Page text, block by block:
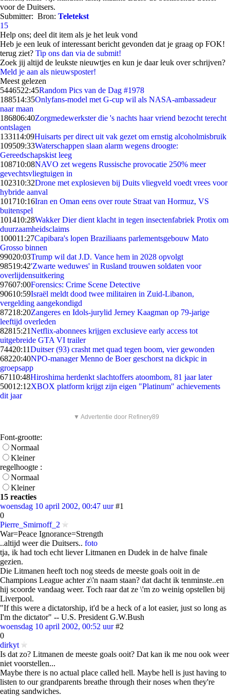
voor de Duitsers.
Submitter: Bron: Teletekst
15
Help ons; deel dit item als je het leuk vond
Heb je een leuk of interessant bericht gevonden dat je graag op FOK!
terug ziet? Tip ons dan via de submit!
Zoek jij altijd de leukste nieuwtjes en kun je daar leuk over schrijven?
Meld je aan als nieuwsposter!
Meest gelezen
5446522:45Random Pics van de Dag #1978
188514:35Onlyfans-model met G-cup wil als NASA-ambassadeur
naar maan
186806:40Zorgmedewerkster die 's nachts haar vriend bezocht terecht
ontslagen
133114:09Huisarts per direct uit vak gezet om ernstig alcoholmisbruik
109509:33Waterschappen slaan alarm wegens droogte:
Gereedschapskist leeg
108710:08NAVO zet wegens Russische provocatie 250% meer
gevechtsvliegtuigen in
102310:32Drone met explosieven bij Duits vliegveld voedt vrees voor
hybride aanval
101710:16Iran en Oman eens over route Straat van Hormuz, VS
buitenspel
101410:28Wakker Dier dient klacht in tegen insectenfabriek Protix om
duurzaamheidsclaims
100011:27Capibara's lopen Braziliaans parlementsgebouw Mato
Grosso binnen
99020:03Trump wil dat J.D. Vance hem in 2028 opvolgt
98519:42'Zwarte weduwes' in Rusland trouwen soldaten voor
overlijdensuitkering
97607:00Forensics: Crime Scene Detective
90610:59Israël meldt dood twee militairen in Zuid-Libanon,
vergelding aangekondigd
87218:20Zangeres en Idols-jurylid Jerney Kaagman op 79-jarige
leeftijd overleden
82815:21Netflix-abonnees krijgen exclusieve early access tot
uitgebreide GTA VI trailer
74420:11Duitser (93) crasht met quad tegen boom, vier gewonden
68220:40NPO-manager Menno de Boer geschorst na dickpic in
groepsapp
67110:48Hiroshima herdenkt slachtoffers atoombom, 81 jaar later
50012:12XBOX platform krijgt zijn eigen "Platinum" achievements
dit jaar
▼ Advertentie door Refinery89
Font-grootte:
Normaal
Kleiner
regelhoogte :
Normaal
Kleiner
15 reacties
woensdag 10 april 2002, 00:47 uur #1
0
Pierre_Smirnoff_2
War=Peace Ignorance=Strength
..altijd weer die Duitsers.. foto
tja, ik had toch echt liever Litmanen en Dudek in de halve finale
gezien.
Die Litmanen heeft toch nog steeds de meeste goals ooit in de
Champions League achter z\'n naam staan? dat dacht ik tenminste..en
hij scoorde vandaag weer. Toch raar dat ze \'m zo weinig opstellen bij
Liverpool.
"If this were a dictatorship, it'd be a heck of a lot easier, just so long as
I'm the dictator" -- U.S. President G.W.Bush
woensdag 10 april 2002, 00:52 uur #2
0
dirkyt
Is dat zo? Litmanen de meeste goals ooit? Dat kan ik me nou ook weer
niet voorstellen...
Maybe there is no actual place called hell. Maybe hell is just having to
listen to our grandparents breathe through their noses when they're
eating sandwiches.